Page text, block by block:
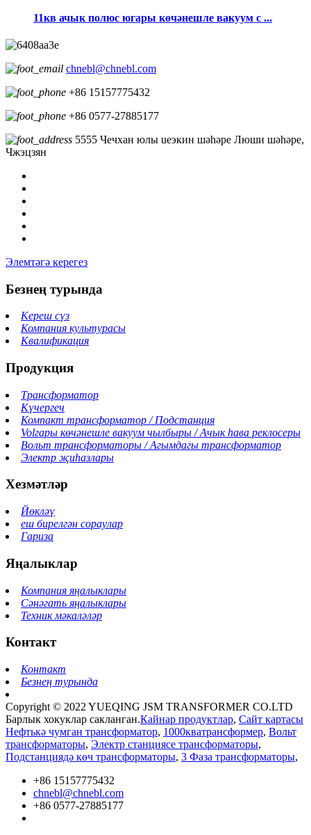
11кв ачык полюс югары көчәнешле вакуум с ...
chnebl@chnebl.com
+86 15157775432
+86 0577-27885177
5555 Чечхан юлы ueэкин шәһәре Люши шәһәре,
Чжэцзян
Элемтәгә керегез
Безнең турында
Кереш сүз
Компания культурасы
Квалификация
Продукция
Трансформатор
Күчергеч
Компакт трансформатор / Подстанция
Volгары көчәнешле вакуум чылбыры / Ачык һава реклосеры
Вольт трансформаторы / Агымдагы трансформатор
Электр җиһазлары
Хезмәтләр
Йөкләү
еш бирелгән сораулар
Гариза
Яңалыклар
Компания яңалыклары
Сәнәгать яңалыклары
Техник мәкаләләр
Контакт
Контакт
Безнең турында
Copyright © 2022 YUEQING JSM TRANSFORMER CO.LTD
Барлык хокуклар сакланган.Кайнар продуктлар, Сайт картасы
Нефтькә чумган трансформатор, 1000кватрансформер, Вольт
трансформаторы, Электр станциясе трансформаторы,
Подстанциядә көч трансформаторы, 3 Фаза трансформаторы,
+86 15157775432
chnebl@chnebl.com
+86 0577-27885177